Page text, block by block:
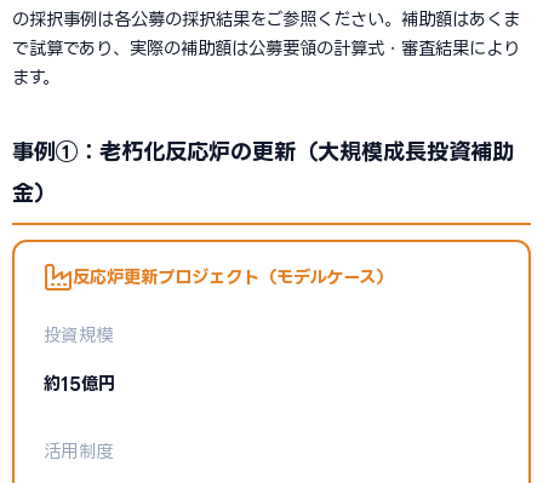
の採択事例は各公募の採択結果をご参照ください。補助額はあくま
で試算であり、実際の補助額は公募要領の計算式・審査結果により
ます。
事例①：老朽化反応炉の更新（大規模成長投資補助
金）
反応炉更新プロジェクト（モデルケース）
投資規模
約15億円
活用制度